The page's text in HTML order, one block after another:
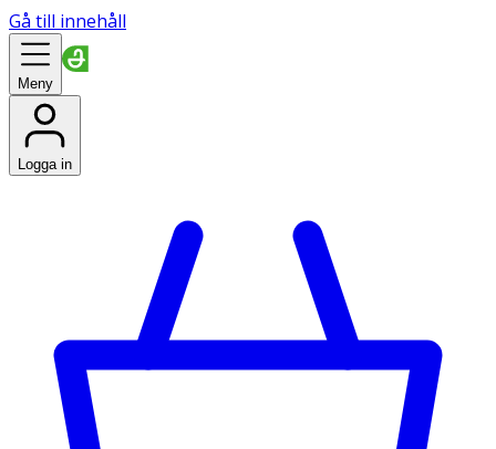
Gå till innehåll
Meny
Logga in